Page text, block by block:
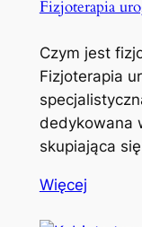
Fizjoterapia
Czym jest
Fizjoterapia
dedykowana
skupiająca
Więcej